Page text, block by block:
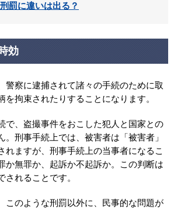
刑罰に違いは出る？
効
警察に逮捕されて諸々の手続のために取
を拘束されたりすることになります。
で、盗撮事件をおこした犯人と国家との
。刑事手続上では、被害者は「被害者」
れますが、刑事手続上の当事者になるこ
か無罪か、起訴か不起訴か。この判断は
れることです。
このような刑罰以外に、民事的な問題が